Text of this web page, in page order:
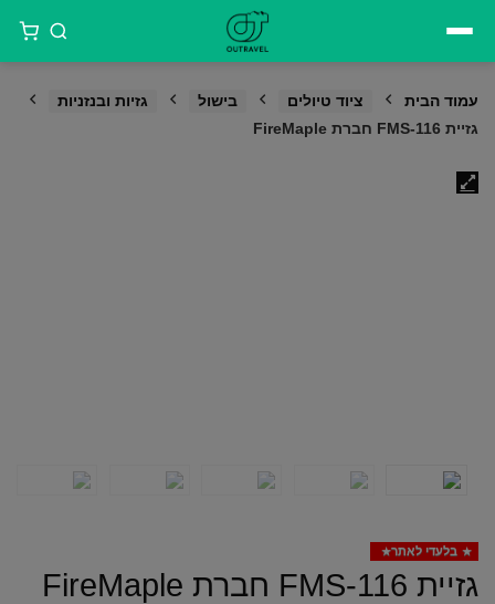
עמוד הבית ציוד טיולים בישול
גזיות ובנזניות
גזיית FMS-116 חברת FireMaple
בלעדי לאתר
גזיית FMS-116 חברת FireMaple